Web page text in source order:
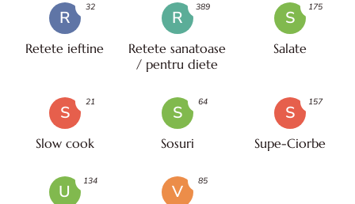
R
Retete ieftine
32
R
Retete sanatoase
/ pentru diete
389
S
Salate
175
S
Slow cook
21
S
Sosuri
64
S
Supe-Ciorbe
157
U
134
V
85